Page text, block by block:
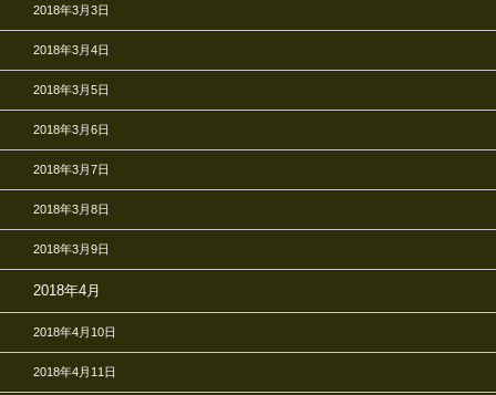
2018年3月3日
2018年3月4日
2018年3月5日
2018年3月6日
2018年3月7日
2018年3月8日
2018年3月9日
2018年4月
2018年4月10日
2018年4月11日